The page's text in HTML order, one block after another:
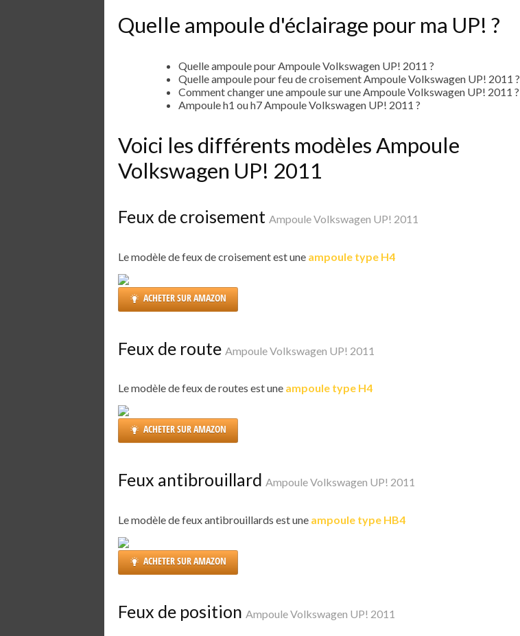
Quelle ampoule d'éclairage pour ma UP! ?
Quelle ampoule pour Ampoule Volkswagen UP! 2011 ?
Quelle ampoule pour feu de croisement Ampoule Volkswagen UP! 2011 ?
Comment changer une ampoule sur une Ampoule Volkswagen UP! 2011 ?
Ampoule h1 ou h7 Ampoule Volkswagen UP! 2011 ?
Voici les différents modèles Ampoule
Volkswagen UP! 2011
Feux de croisement Ampoule Volkswagen UP! 2011
Le modèle de feux de croisement est une ampoule type H4
ACHETER SUR AMAZON
Feux de route Ampoule Volkswagen UP! 2011
Le modèle de feux de routes est une ampoule type H4
ACHETER SUR AMAZON
Feux antibrouillard Ampoule Volkswagen UP! 2011
Le modèle de feux antibrouillards est une ampoule type HB4
ACHETER SUR AMAZON
Feux de position Ampoule Volkswagen UP! 2011